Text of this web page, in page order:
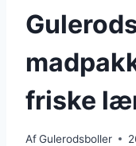
friske
AfGulerodsboller